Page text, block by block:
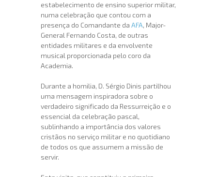
estabelecimento de ensino superior militar,
numa celebração que contou com a
presença do Comandante da AFA, Major-
General Fernando Costa, de outras
entidades militares e da envolvente
musical proporcionada pelo coro da
Academia.
Durante a homilia, D. Sérgio Dinis partilhou
uma mensagem inspiradora sobre o
verdadeiro significado da Ressurreição e o
essencial da celebração pascal,
sublinhando a importância dos valores
cristãos no serviço militar e no quotidiano
de todos os que assumem a missão de
servir.